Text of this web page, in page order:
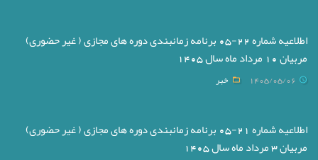
اطلاعیه شماره 22-05 برنامه زمانبندی دوره های مجازی ( غیر حضوری)
مربیان 10 مرداد ماه سال 1405
1405/05/06 خبر
اطلاعیه شماره 21-05 برنامه زمانبندی دوره های مجازی ( غیر حضوری)
مربیان 3 مرداد ماه سال 1405